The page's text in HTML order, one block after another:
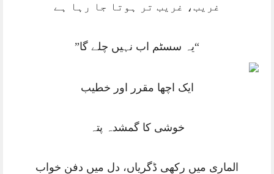
غریب، غریب تر ہوتا جا رہا ہے
“یہ سسٹم اب نہیں چلے گا”
ایک اچھا مقرر اور خطیب
خوشی کا گمشدہ پتہ
الماری میں رکھی ڈگریاں، دل میں دفن خواب